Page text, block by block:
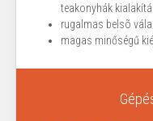
teakonyhák
rugalmas belsõ
magas minőségű